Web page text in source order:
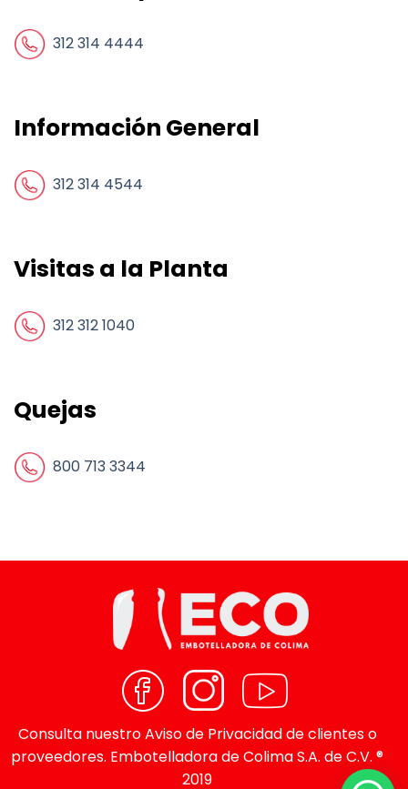
312 314 4444
Información General
312 314 4544
Visitas a la Planta
312 312 1040
Quejas
800 713 3344
Consulta nuestroAviso de Privacidadde clientes o
proveedores. Embotelladora de Colima S.A. de C.V. ®
2019